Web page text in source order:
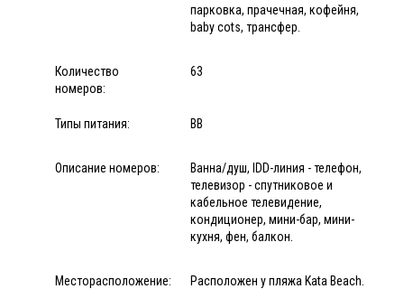
парковка, прачечная, кофейня,
baby cots, трансфер.
Количество
номеров:
63
Типы питания: BB
Описание номеров:
Ванна/душ, IDD-линия - телефон,
телевизор - спутниковое и
кабельное телевидение,
кондиционер, мини-бар, мини-
кухня, фен, балкон.
Месторасположение: Расположен у пляжа Kata Beach.